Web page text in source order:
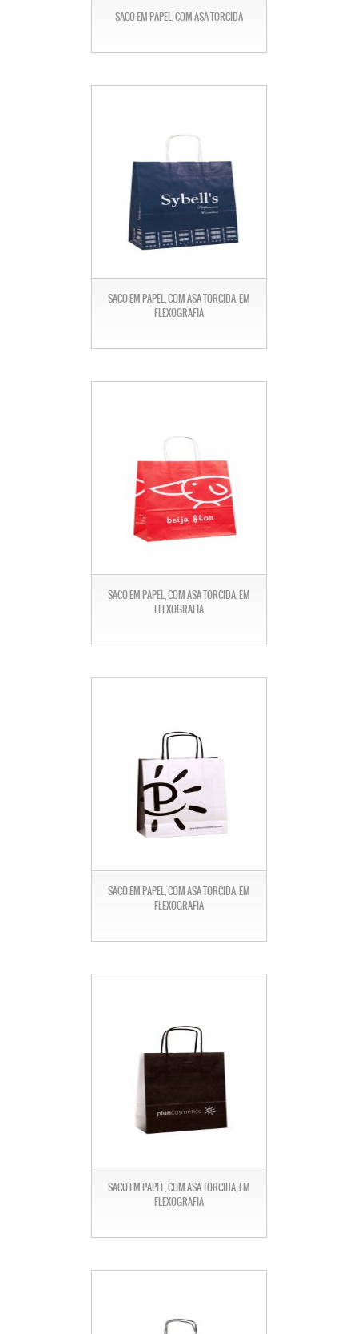
SACO EM PAPEL, COM ASA TORCIDA
SACO EM PAPEL, COM ASA TORCIDA, EM
FLEXOGRAFIA
SACO EM PAPEL, COM ASA TORCIDA, EM
FLEXOGRAFIA
SACO EM PAPEL, COM ASA TORCIDA, EM
FLEXOGRAFIA
SACO EM PAPEL, COM ASA TORCIDA, EM
FLEXOGRAFIA